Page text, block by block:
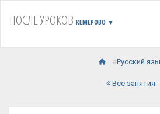
ПОСЛЕ УРОКОВ КЕМЕРОВО ▼
Русский
Все занятия